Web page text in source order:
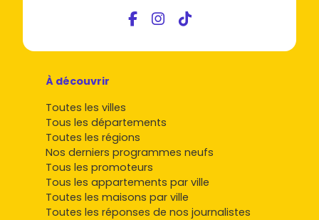
À découvrir
Toutes les villes
Tous les départements
Toutes les régions
Nos derniers programmes neufs
Tous les promoteurs
Tous les appartements par ville
Toutes les maisons par ville
Toutes les réponses de nos journalistes